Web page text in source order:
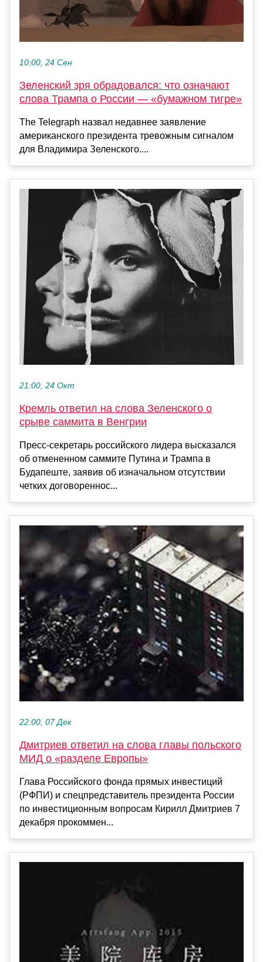
10:00, 24 Сен
Зеленский зря обрадовался: что означают
слова Трампа о России — «бумажном тигре»
The Telegraph назвал недавнее заявление
американского президента тревожным сигналом
для Владимира Зеленского....
21:00, 24 Окт
Кремль ответил на слова Зеленского о
срыве саммита в Венгрии
Пресс-секретарь российского лидера высказался
об отмененном саммите Путина и Трампа в
Будапеште, заявив об изначальном отсутствии
четких договореннос...
22:00, 07 Дек
Дмитриев ответил на слова главы польского
МИД о «разделе Европы»
Глава Российского фонда прямых инвестиций
(РФПИ) и спецпредставитель президента России
по инвестиционным вопросам Кирилл Дмитриев 7
декабря прокоммен...